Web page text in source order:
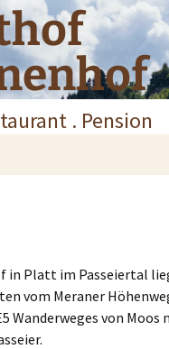
. Pension
in Platt im Passeiertal
vom Meraner
Wanderweges von